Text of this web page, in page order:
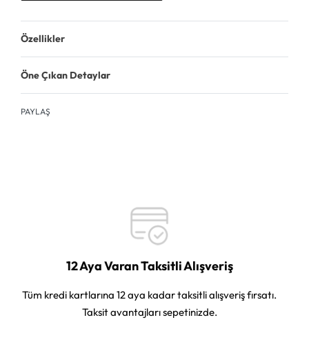
Özellikler
Öne Çıkan Detaylar
PAYLAŞ
12 Aya Varan Taksitli Alışveriş
Tüm kredi kartlarına 12 aya kadar taksitli alışveriş fırsatı.
Taksit avantajları sepetinizde.